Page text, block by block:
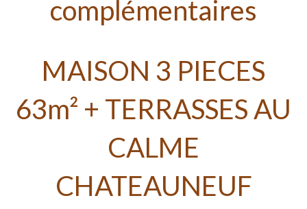
complémentaires
MAISON 3 PIECES
63m² + TERRASSES AU
CALME
CHATEAUNEUF